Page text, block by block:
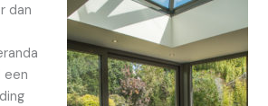
dan
een